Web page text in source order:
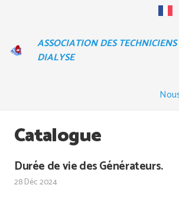
ASSOCIATION DES
DIALYSE
Catalogue
Durée de vie des Générateurs.
28 Déc 2024